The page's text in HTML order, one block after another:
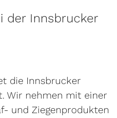
der Innsbrucker
die Innsbrucker
Wir nehmen mit einer
und Ziegenprodukten